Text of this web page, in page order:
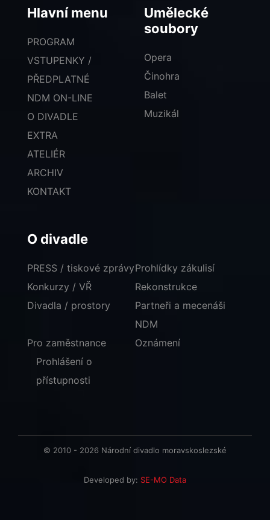
Hlavní menu
PROGRAM
VSTUPENKY /
PŘEDPLATNÉ
NDM ON-LINE
O DIVADLE
EXTRA
ATELIÉR
ARCHIV
KONTAKT
Umělecké
soubory
Opera
Činohra
Balet
Muzikál
O divadle
PRESS / tiskové zprávy
Konkurzy / VŘ
Divadla / prostory
Prohlídky zákulisí
Rekonstrukce
Partneři a mecenáši
NDM
Pro zaměstnance
Oznámení
Prohlášení o
přístupnosti
© 2010 - 2026 Národní divadlo moravskoslezské
Developed by: SE-MO Data